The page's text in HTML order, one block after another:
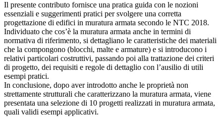
Il presente contributo fornisce una pratica guida con le nozioni
essenziali e suggerimenti pratici per svolgere una corretta
progettazione di edifici in muratura armata secondo le NTC 2018.
Individuato che cos’è la muratura armata anche in termini di
normativa di riferimento, si dettagliano le caratteristiche dei materiali
che la compongono (blocchi, malte e armature) e si introducono i
relativi particolari costruttivi, passando poi alla trattazione dei criteri
di progetto, dei requisiti e regole di dettaglio con l’ausilio di utili
esempi pratici.
In conclusione, dopo aver introdotto anche le proprietà non
strettamente strutturali che caratterizzano la muratura armata, viene
presentata una selezione di 10 progetti realizzati in muratura armata,
quali validi esempi applicativi.